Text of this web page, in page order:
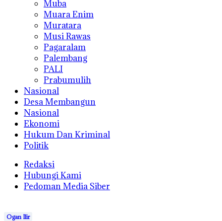
Muba
Muara Enim
Muratara
Musi Rawas
Pagaralam
Palembang
PALI
Prabumulih
Nasional
Desa Membangun
Nasional
Ekonomi
Hukum Dan Kriminal
Politik
Redaksi
Hubungi Kami
Pedoman Media Siber
Ogan Ilir